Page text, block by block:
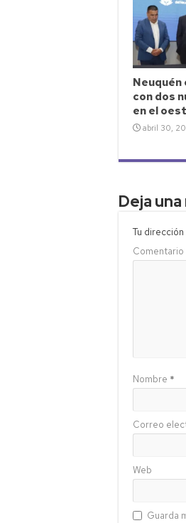
con dos
en el
abril 30,
Deja
Tu
Comentario
Nombre *
Correo
Web
Guarda